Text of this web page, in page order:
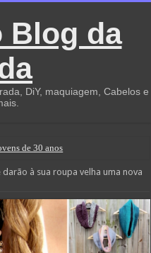
Blog da
DiY, maquiagem, Cabelos e
darão à sua roupa velha uma nova